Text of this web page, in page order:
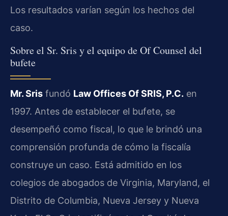
Los resultados varían según los hechos del
caso.
Sobre el Sr. Sris y el equipo de Of Counsel del
bufete
Mr. Sris fundó Law Offices Of SRIS, P.C. en
1997. Antes de establecer el bufete, se
desempeñó como fiscal, lo que le brindó una
comprensión profunda de cómo la fiscalía
construye un caso. Está admitido en los
colegios de abogados de Virginia, Maryland, el
Distrito de Columbia, Nueva Jersey y Nueva